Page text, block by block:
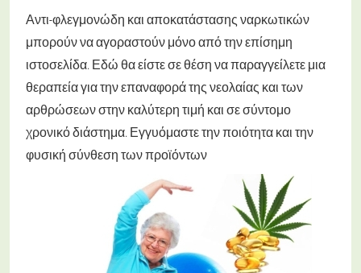
Αντι-φλεγμονώδη και αποκατάστασης ναρκωτικών
μπορούν να αγοραστούν μόνο από την επίσημη
ιστοσελίδα. Εδώ θα είστε σε θέση να παραγγείλετε μια
θεραπεία για την επαναφορά της νεολαίας και των
αρθρώσεων στην καλύτερη τιμή και σε σύντομο
χρονικό διάστημα. Εγγυόμαστε την ποιότητα και την
φυσική σύνθεση των προϊόντων